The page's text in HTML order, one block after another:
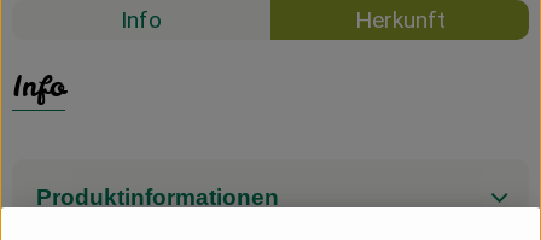
Info Herkunft
Info
Produktinformationen